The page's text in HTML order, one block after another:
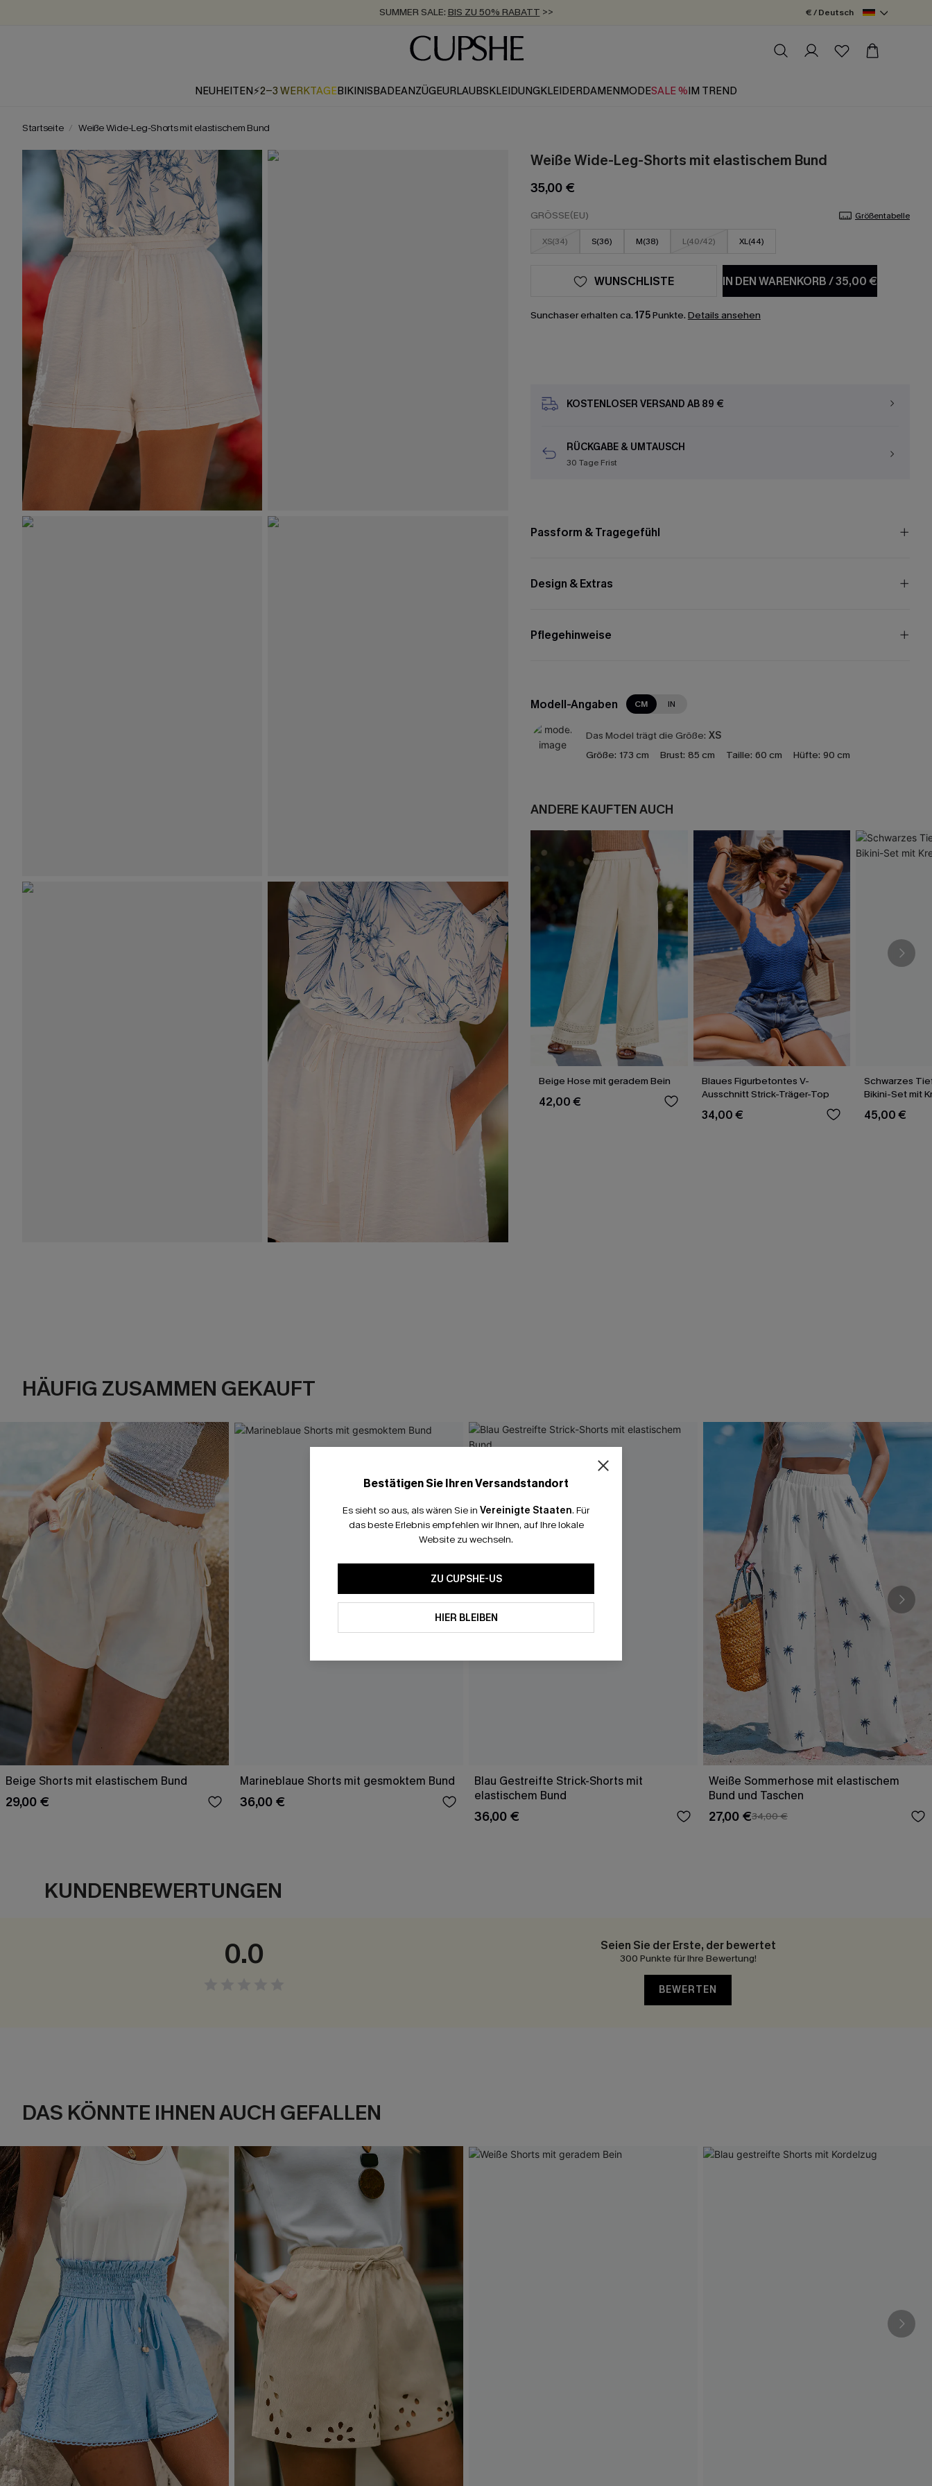
SUMMER SALE: BIS ZU 50% RABATT >>
ZUM NEWSLETTER:BIS ZU -20% EXTRA ERHALTEN
KOSTENLOSER VERSAND AB 89 €
€ / Deutsch
NEUHEITEN⚡2-3 WERKTAGEBIKINISBADEANZÜGEURLAUBSKLEIDUNGKLEIDERDAMENMODESALE %IM TREND
Startseite Weiße Wide-Leg-Shorts mit elastischem Bund
Weiße Wide-Leg-Shorts mit elastischem Bund
35,00 €
GRÖSSE(EU) Größentabelle
XS(34) S(36) M(38) L(40/42) XL(44)
IN DEN WARENKORB/35,00 €
WUNSCHLISTE
Sunchaser erhalten ca. 175Punkte. Details ansehen
KOSTENLOSER VERSAND AB 89 €
RÜCKGABE & UMTAUSCH
30 Tage Frist
Passform & Tragegefühl
Design & Extras
Pflegehinweise
Modell-Angaben CM IN
Das Model trägt die Größe: XS
Größe: 173 cm Brust: 85 cm Taille: 60 cm Hüfte: 90 cm
ANDERE KAUFTEN AUCH
Beige Hose mit geradem Bein
42,00 €
Blaues Figurbetontes V-
Ausschnitt Strick-Träger-Top
34,00 €
Schwarzes
Bikini-Set mit
45,00 €
HÄUFIG ZUSAMMEN GEKAUFT
Beige Shorts mit elastischem Bund
29,00 €
Marineblaue Shorts mit gesmoktem Bund
36,00 €
Blau Gestreifte Strick-Shorts mit
elastischem Bund
36,00 €
Weiße Sommerhose mit elastischem
Bund und Taschen
27,00 €34,00 €
KUNDENBEWERTUNGEN
0.0 Seien Sie der Erste, der bewertet
300 Punkte für Ihre Bewertung!
BEWERTEN
DAS KÖNNTE IHNEN AUCH GEFALLEN
Bestätigen Sie Ihren Versandstandort
Es sieht so aus, als wären Sie in Vereinigte Staaten. Für
das beste Erlebnis empfehlen wir Ihnen, auf Ihre lokale
Website zu wechseln.
ZU CUPSHE-US
HIER BLEIBEN